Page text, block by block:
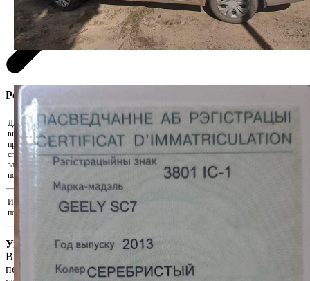
Регистрация участника
Для участия в аукционе необходимо
внести задаток. Скачайте реквизиты и
произведите оплату удобным для Вас
способом. Для подтверждения внесения
задатка прикрепите документ,
подтверждающий факт оплаты.
Скачать реквизиты на оплату
Прикрепить подтверждения оплаты...
Иные документы, подтверждающие
полномочия на участие в аукционе
Уважаемый пользователь!
В соответствии с Законом Республики Беларусь «О защите
персональных данных» для продолжения работы на интернет-